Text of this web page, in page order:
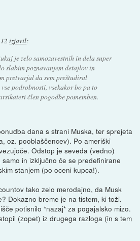
izjavil:
je zelo samozavestnih in dela super
slabim poznavanjem detajlov in
pretvarjal da sem preštudiral
podrobnosti, vsekakor bo pa to
člen pogodbe pomemben.
dana s strani Muska, ter sprejeta
oz. pooblaščencev). Po ameriški
Odstop je seveda (vedno)
in izključno če se predefinirane
stanjem (po oceni kupca!).
tako zelo merodajno, da Musk
Dokazno breme je na tistem, ki toži.
potisnilo *nazaj* za pogajalsko mizo.
(zopet) iz drugega razloga (in s tem